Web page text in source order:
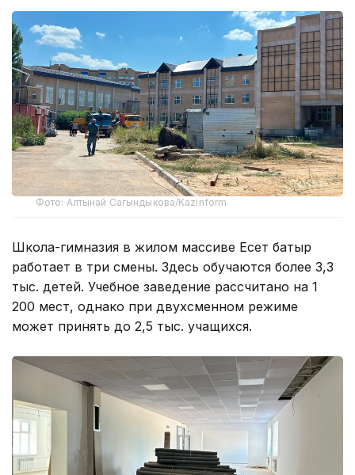
Фото: Алтынай Сагындыкова/Kazinform
Школа-гимназия в жилом массиве Есет батыр
работает в три смены. Здесь обучаются более 3,3
тыс. детей. Учебное заведение рассчитано на 1
200 мест, однако при двухсменном режиме
может принять до 2,5 тыс. учащихся.